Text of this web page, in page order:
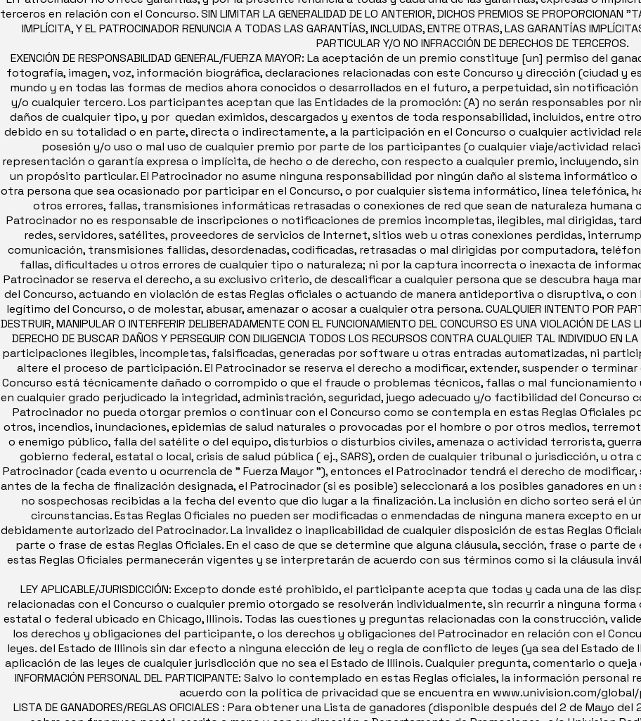
terceros en relación con el Concurso. SIN LIMITAR LA GENERALIDAD DE LO ANTERIOR, DICHOS PREMIOS SE PROPORCIONAN
IMPLÍCITA, Y EL PATROCINADOR RENUNCIA A TODAS LAS GARANTÍAS, INCLUIDAS, ENTRE OTRAS, LAS GARANTÍAS
PARTICULAR Y/O NO INFRACCIÓN DE DERECHOS DE TERCEROS.
EXENCIÓN DE RESPONSABILIDAD GENERAL/FUERZA MAYOR: La aceptación de un premio constituye [un] permiso del
fotografía, imagen, voz, información biográfica, declaraciones relacionadas con este Concurso y dirección (ciudad
mundo y en todas las formas de medios ahora conocidos o desarrollados en el futuro, a perpetuidad, sin
y/o cualquier tercero. Los participantes aceptan que las Entidades de la promoción: (A) no serán responsables por
daños de cualquier tipo, y por quedan eximidos, descargados y exentos de toda responsabilidad, incluidos, entre
debido en su totalidad o en parte, directa o indirectamente, a la participación en el Concurso o cualquier actividad
posesión y/o uso o mal uso de cualquier premio por parte de los participantes (o cualquier viaje/actividad
representación o garantía expresa o implícita, de hecho o de derecho, con respecto a cualquier premio, incluyendo,
un propósito particular. El Patrocinador no asume ninguna responsabilidad por ningún daño al sistema informático
otra persona que sea ocasionado por participar en el Concurso, o por cualquier sistema informático, línea telefónica,
otros errores, fallas, transmisiones informáticas retrasadas o conexiones de red que sean de naturaleza
Patrocinador no es responsable de inscripciones o notificaciones de premios incompletas, ilegibles, mal dirigidas,
redes, servidores, satélites, proveedores de servicios de Internet, sitios web u otras conexiones perdidas,
comunicación, transmisiones fallidas, desordenadas, codificadas, retrasadas o mal dirigidas por computadora,
fallas, dificultades u otros errores de cualquier tipo o naturaleza; ni por la captura incorrecta o inexacta de
Patrocinador se reserva el derecho, a su exclusivo criterio, de descalificar a cualquier persona que se descubra haya
del Concurso, actuando en violación de estas Reglas oficiales o actuando de manera antideportiva o disruptiva, o
legítimo del Concurso, o de molestar, abusar, amenazar o acosar a cualquier otra persona. CUALQUIER INTENTO POR PARTE
DESTRUIR, MANIPULAR O INTERFERIR DELIBERADAMENTE CON EL FUNCIONAMIENTO DEL CONCURSO ES UNA VIOLACIÓN DE LAS
DERECHO DE BUSCAR DAÑOS Y PERSEGUIR CON DILIGENCIA TODOS LOS RECURSOS CONTRA CUALQUIER TAL INDIVIDUO
participaciones ilegibles, incompletas, falsificadas, generadas por software u otras entradas automatizadas, ni
altere el proceso de participación. El Patrocinador se reserva el derecho a modificar, extender, suspender o
Concurso está técnicamente dañado o corrompido o que el fraude o problemas técnicos, fallas o mal
en cualquier grado perjudicado la integridad, administración, seguridad, juego adecuado y/o factibilidad del Concurso
Patrocinador no pueda otorgar premios o continuar con el Concurso como se contempla en estas Reglas Oficiales
otros, incendios, inundaciones, epidemias de salud naturales o provocadas por el hombre o por otros medios,
o enemigo público, falla del satélite o del equipo, disturbios o disturbios civiles, amenaza o actividad terrorista,
gobierno federal, estatal o local, crisis de salud pública ( ej., SARS), orden de cualquier tribunal o jurisdicción, u
Patrocinador (cada evento u ocurrencia de " Fuerza Mayor "), entonces el Patrocinador tendrá el derecho de
antes de la fecha de finalización designada, el Patrocinador (si es posible) seleccionará a los posibles ganadores en
no sospechosas recibidas a la fecha del evento que dio lugar a la finalización. La inclusión en dicho sorteo será el
circunstancias. Estas Reglas Oficiales no pueden ser modificadas o enmendadas de ninguna manera excepto
debidamente autorizado del Patrocinador. La invalidez o inaplicabilidad de cualquier disposición de estas Reglas
parte o frase de estas Reglas Oficiales. En el caso de que se determine que alguna cláusula, sección, frase o parte
estas Reglas Oficiales permanecerán vigentes y se interpretarán de acuerdo con sus términos como si la cláusula
LEY APLICABLE/JURISDICCIÓN: Excepto donde esté prohibido, el participante acepta que todas y cada una de las
relacionadas con el Concurso o cualquier premio otorgado se resolverán individualmente, sin recurrir a ninguna
estatal o federal ubicado en Chicago, Illinois. Todas las cuestiones y preguntas relacionadas con la construcción,
los derechos y obligaciones del participante, o los derechos y obligaciones del Patrocinador en relación con el
leyes. del Estado de Illinois sin dar efecto a ninguna elección de ley o regla de conflicto de leyes (ya sea del Estado
aplicación de las leyes de cualquier jurisdicción que no sea el Estado de Illinois. Cualquier pregunta, comentario o
INFORMACIÓN PERSONAL DEL PARTICIPANTE: Salvo lo contemplado en estas Reglas oficiales, la información
acuerdo con la política de privacidad que se encuentra en www.univision.com/
LISTA DE GANADORES/REGLAS OFICIALES : Para obtener una Lista de ganadores (disponible después del 2 de Mayo